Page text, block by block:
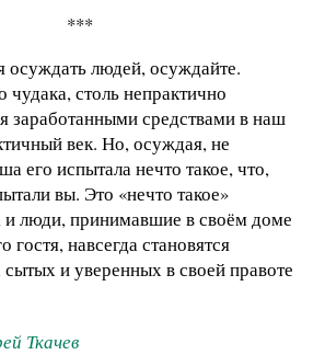
***
осуждать людей, осуждайте.
чудака, столь непрактично
заработанными средствами в наш
век. Но, осуждая, не
его испытала нечто такое, что,
вы. Это «нечто такое»
и люди, принимавшие в своём доме
гостя, навсегда становятся
сытых и уверенных в своей правоте
Ткачев